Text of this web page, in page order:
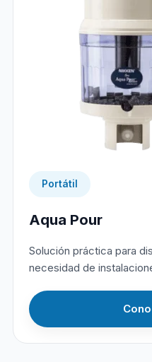
Portátil
Aqua Pour
Solución práctica para
necesidad de